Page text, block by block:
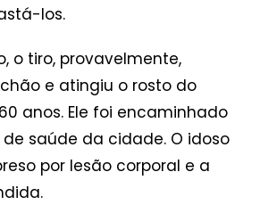
los.
o tiro, provavelmente,
e atingiu o rosto do
anos. Ele foi encaminhado
saúde da cidade. O idoso
por lesão corporal e a